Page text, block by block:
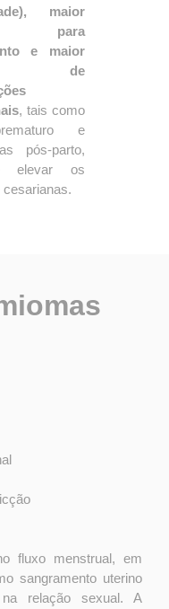
maior
para
e maior
de
, tais como
e
pós-parto,
elevar os
fluxo menstrual, em
sangramento uterino
relação sexual. A